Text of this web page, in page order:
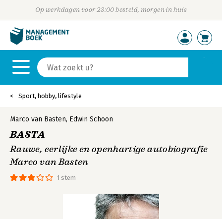
Op werkdagen voor 23:00 besteld, morgen in huis
Sport, hobby, lifestyle
1 stem
Marco van Basten, Edwin Schoon
BASTA
Rauwe, eerlijke en openhartige autobiografie
Marco van Basten